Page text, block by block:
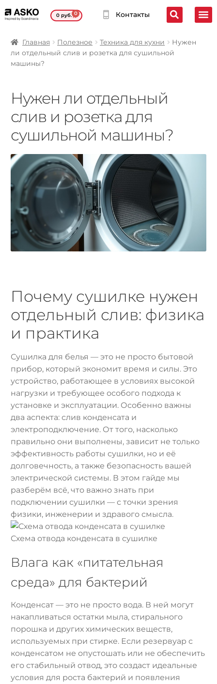
0руб. 0 Контакты
Главная Полезное Техника для кухни
Нужен
ли отдельный слив и розетка для сушильной
машины?
Нужен ли отдельный
слив и розетка для
сушильной машины?
Почему сушилке нужен
отдельный слив: физика
и практика
Сушилка для белья — это не просто бытовой
прибор, который экономит время и силы. Это
устройство, работающее в условиях высокой
нагрузки и требующее особого подхода к
установке и эксплуатации. Особенно важны
два аспекта: слив конденсата и
электроподключение. От того, насколько
правильно они выполнены, зависит не только
эффективность работы сушилки, но и её
долговечность, а также безопасность вашей
электрической системы. В этом гайде мы
разберём всё, что важно знать при
подключении сушилки — с точки зрения
физики, инженерии и здравого смысла.
Схема отвода конденсата в сушилке
Влага как «питательная
среда» для бактерий
Конденсат — это не просто вода. В ней могут
накапливаться остатки мыла, стирального
порошка и других химических веществ,
используемых при стирке. Если резервуар с
конденсатом не опустошать или не обеспечить
его стабильный отвод, это создаст идеальные
условия для роста бактерий и появления